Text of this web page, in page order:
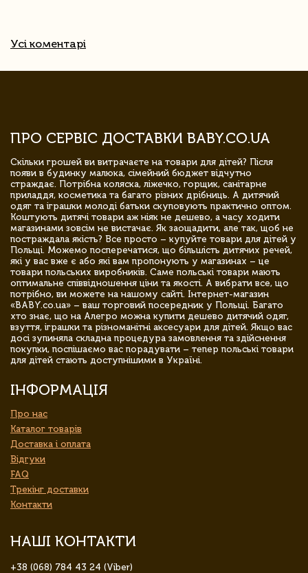
Усі коментарі
ПРО СЕРВІС ДОСТАВКИ BABY.CO.UA
Скільки грошей ви витрачаєте на товари для дітей? Після
появи в будинку малюка, сімейний бюджет відчутно
страждає. Потрібна коляска, ліжечко, горщик, санітарне
приладдя, косметика та багато різних дрібниць. А дитячий
одяг та іграшки молоді батьки скуповують практично оптом.
Коштують дитячі товари аж ніяк не дешево, а часу ходити
магазинами зовсім не вистачає. Як заощадити, але так, щоб не
постраждала якість? Все просто – купуйте товари для дітей у
Польщі. Можемо посперечатися, що більшість дитячих речей,
які у вас вже є або які вам пропонують у магазинах – це
товари польських виробників. Саме польські товари мають
оптимальне співвідношення ціни та якості. А вибрати все, що
потрібно, ви можете на нашому сайті. Інтернет-магазин
«BABY.co.ua» – ваш торговий посередник у Польщі. Багато
хто знає, що на Алегро можна купити дешево дитячий одяг,
взуття, іграшки та різноманітні аксесуари для дітей. Якщо вас
досі зупиняла складна процедура замовлення та здійснення
покупки, поспішаємо вас порадувати – тепер польські товари
для дітей стають доступнішими в Україні.
ІНФОРМАЦІЯ
Про нас
Каталог товарів
Доставка і оплата
Відгуки
FAQ
Трекінг доставки
Контакти
НАШІ КОНТАКТИ
+38 (068) 784 43 24 (Viber)